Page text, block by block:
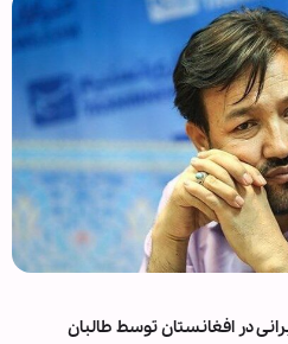
در افغانستان توسط طالبان